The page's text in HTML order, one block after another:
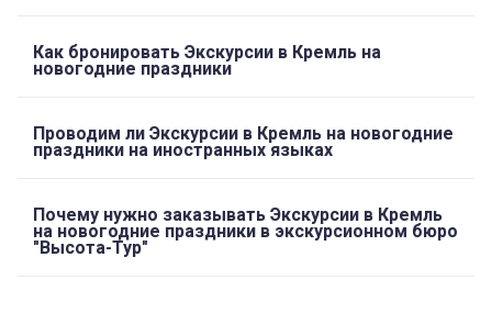
Как бронировать Экскурсии в Кремль на
новогодние праздники
Проводим ли Экскурсии в Кремль на новогодние
праздники на иностранных языках
Почему нужно заказывать Экскурсии в Кремль
на новогодние праздники в экскурсионном бюро
"Высота-Тур"